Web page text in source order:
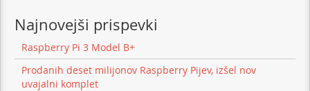
Najnovejši prispevki
Raspberry Pi 3 Model B+
Prodanih deset milijonov Raspberry Pijev, izšel nov
uvajalni komplet